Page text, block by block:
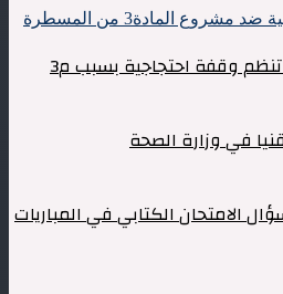
وقفة احتجاجية بسبب م3
الامتحان الكتابي في المباريات